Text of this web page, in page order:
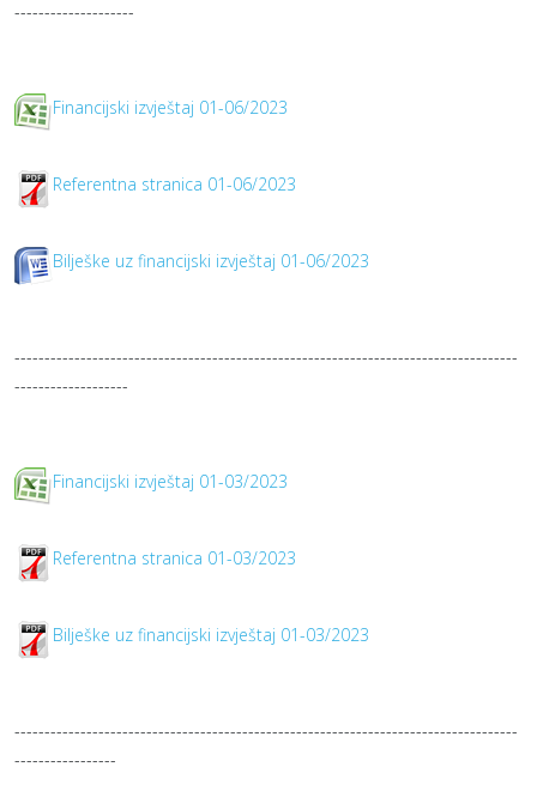
--------------------
Financijski izvještaj 01-06/2023
Referentna stranica 01-06/2023
Bilješke uz financijski izvještaj 01-06/2023
------------------------------------------------------------------------------------
-------------------
Financijski izvještaj 01-03/2023
Referentna stranica 01-03/2023
Bilješke uz financijski izvještaj 01-03/2023
------------------------------------------------------------------------------------
-----------------